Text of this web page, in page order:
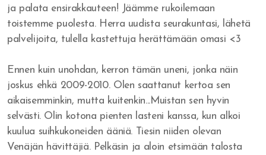
ja palata ensirakkauteen! Jäämme rukoilemaan
toistemme puolesta. Herra uudista seurakuntasi, lähetä
palvelijoita, tulella kastettuja herättämään omasi <3
Ennen kuin unohdan, kerron tämän uneni, jonka näin
joskus ehkä 2009-2010. Olen saattanut kertoa sen
aikaisemminkin, mutta kuitenkin...Muistan sen hyvin
selvästi. Olin kotona pienten lasteni kanssa, kun alkoi
kuulua suihkukoneiden ääniä. Tiesin niiden olevan
Venäjän hävittäjiä. Pelkäsin ja aloin etsimään talosta
He kaikki nukkuivat
Nöyrtyminen ja kärsimys
Me hukumme rikkauteen - sielut seuraavat
Voimaton usko
Menestysteologian alkujuuri
Kenelle kunnia?